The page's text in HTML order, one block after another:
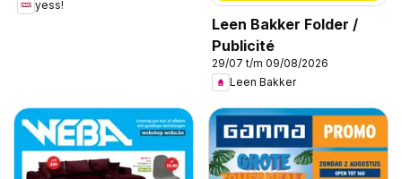
yess!
Leen Bakker Folder /
Publicité
29/07 t/m 09/08/2026
Leen Bakker